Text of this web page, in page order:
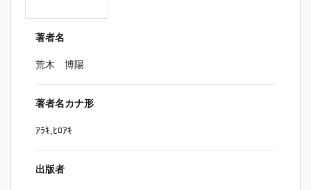
著者名
荒木 博陽
著者名カナ形
ｱﾗｷ,ﾋﾛｱｷ
出版者